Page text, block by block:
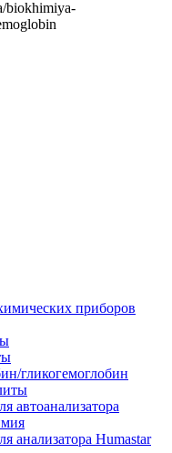
biokhimiya-
приборов
гликогемоглобин
автоанализатора
анализатора Humastar